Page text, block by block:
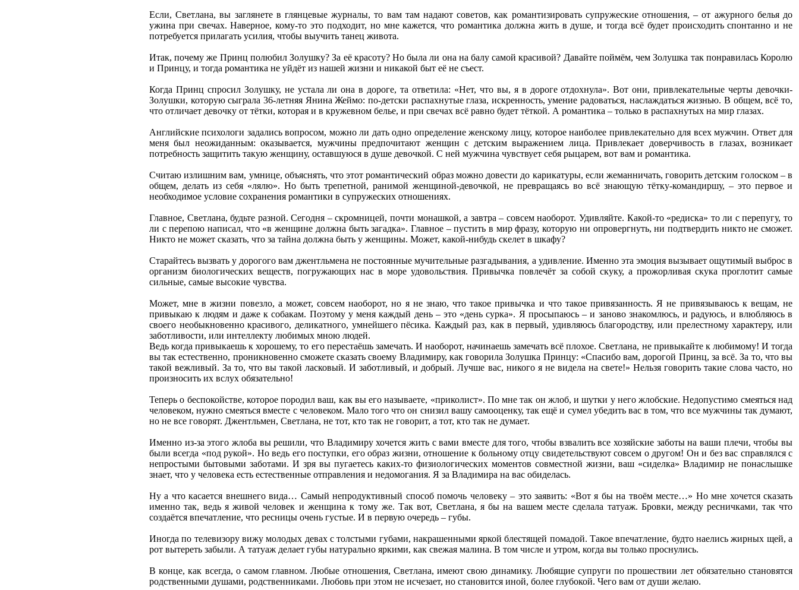
Если, Светлана, вы заглянете в глянцевые журналы, то вам там надают советов, как романтизировать супружеские отношения, – от ажурного белья до
ужина при свечах. Наверное, кому-то это подходит, но мне кажется, что романтика должна жить в душе, и тогда всё будет происходить спонтанно и не
потребуется прилагать усилия, чтобы выучить танец живота.
Итак, почему же Принц полюбил Золушку? За её красоту? Но была ли она на балу самой красивой? Давайте поймём, чем Золушка так понравилась Королю
и Принцу, и тогда романтика не уйдёт из нашей жизни и никакой быт её не съест.
Когда Принц спросил Золушку, не устала ли она в дороге, та ответила: «Нет, что вы, я в дороге отдохнула». Вот они, привлекательные черты девочки-
Золушки, которую сыграла 36-летняя Янина Жеймо: по-детски распахнутые глаза, искренность, умение радоваться, наслаждаться жизнью. В общем, всё то,
что отличает девочку от тётки, которая и в кружевном белье, и при свечах всё равно будет тёткой. А романтика – только в распахнутых на мир глазах.
Английские психологи задались вопросом, можно ли дать одно определение женскому лицу, которое наиболее привлекательно для всех мужчин. Ответ для
меня был неожиданным: оказывается, мужчины предпочитают женщин с детским выражением лица. Привлекает доверчивость в глазах, возникает
потребность защитить такую женщину, оставшуюся в душе девочкой. С ней мужчина чувствует себя рыцарем, вот вам и романтика.
Считаю излишним вам, умнице, объяснять, что этот романтический образ можно довести до карикатуры, если жеманничать, говорить детским голоском – в
общем, делать из себя «лялю». Но быть трепетной, ранимой женщиной-девочкой, не превращаясь во всё знающую тётку-командиршу, – это первое и
необходимое условие сохранения романтики в супружеских отношениях.
Главное, Светлана, будьте разной. Сегодня – скромницей, почти монашкой, а завтра – совсем наоборот. Удивляйте. Какой-то «редиска» то ли с перепугу, то
ли с перепою написал, что «в женщине должна быть загадка». Главное – пустить в мир фразу, которую ни опровергнуть, ни подтвердить никто не сможет.
Никто не может сказать, что за тайна должна быть у женщины. Может, какой-нибудь скелет в шкафу?
Старайтесь вызвать у дорогого вам джентльмена не постоянные мучительные разгадывания, а удивление. Именно эта эмоция вызывает ощутимый выброс в
организм биологических веществ, погружающих нас в море удовольствия. Привычка повлечёт за собой скуку, а прожорливая скука проглотит самые
сильные, самые высокие чувства.
Может, мне в жизни повезло, а может, совсем наоборот, но я не знаю, что такое привычка и что такое привязанность. Я не привязываюсь к вещам, не
привыкаю к людям и даже к собакам. Поэтому у меня каждый день – это «день сурка». Я просыпаюсь – и заново знакомлюсь, и радуюсь, и влюбляюсь в
своего необыкновенно красивого, деликатного, умнейшего пёсика. Каждый раз, как в первый, удивляюсь благородству, или прелестному характеру, или
заботливости, или интеллекту любимых мною людей.
Ведь когда привыкаешь к хорошему, то его перестаёшь замечать. И наоборот, начинаешь замечать всё плохое. Светлана, не привыкайте к любимому! И тогда
вы так естественно, проникновенно сможете сказать своему Владимиру, как говорила Золушка Принцу: «Спасибо вам, дорогой Принц, за всё. За то, что вы
такой вежливый. За то, что вы такой ласковый. И заботливый, и добрый. Лучше вас, никого я не видела на свете!» Нельзя говорить такие слова часто, но
произносить их вслух обязательно!
Теперь о беспокойстве, которое породил ваш, как вы его называете, «приколист». По мне так он жлоб, и шутки у него жлобские. Недопустимо смеяться над
человеком, нужно смеяться вместе с человеком. Мало того что он снизил вашу самооценку, так ещё и сумел убедить вас в том, что все мужчины так думают,
но не все говорят. Джентльмен, Светлана, не тот, кто так не говорит, а тот, кто так не думает.
Именно из-за этого жлоба вы решили, что Владимиру хочется жить с вами вместе для того, чтобы взвалить все хозяйские заботы на ваши плечи, чтобы вы
были всегда «под рукой». Но ведь его поступки, его образ жизни, отношение к больному отцу свидетельствуют совсем о другом! Он и без вас справлялся с
непростыми бытовыми заботами. И зря вы пугаетесь каких-то физиологических моментов совместной жизни, ваш «сиделка» Владимир не понаслышке
знает, что у человека есть естественные отправления и недомогания. Я за Владимира на вас обиделась.
Ну а что касается внешнего вида… Самый непродуктивный способ помочь человеку – это заявить: «Вот я бы на твоём месте…» Но мне хочется сказать
именно так, ведь я живой человек и женщина к тому же. Так вот, Светлана, я бы на вашем месте сделала татуаж. Бровки, между ресничками, так что
создаётся впечатление, что ресницы очень густые. И в первую очередь – губы.
Иногда по телевизору вижу молодых девах с толстыми губами, накрашенными яркой блестящей помадой. Такое впечатление, будто наелись жирных щей, а
рот вытереть забыли. А татуаж делает губы натурально яркими, как свежая малина. В том числе и утром, когда вы только проснулись.
В конце, как всегда, о самом главном. Любые отношения, Светлана, имеют свою динамику. Любящие супруги по прошествии лет обязательно становятся
родственными душами, родственниками. Любовь при этом не исчезает, но становится иной, более глубокой. Чего вам от души желаю.